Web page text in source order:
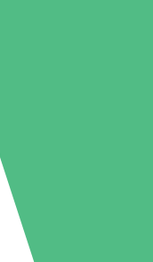
Verpflichtung